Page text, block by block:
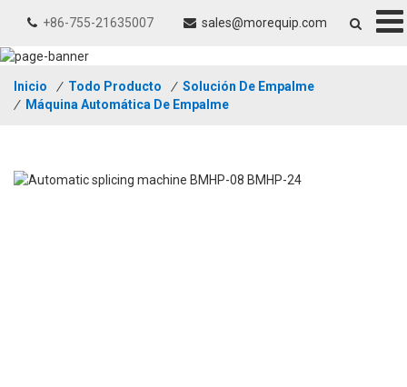
+86-755-21635007 sales@morequip.com
Inicio / Todo Producto / Solución De Empalme
/
Máquina Automática De Empalme